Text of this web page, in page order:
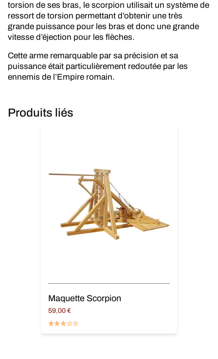
torsion de ses bras, le scorpion utilisait un système de
ressort de torsion permettant d’obtenir une très
grande puissance pour les bras et donc une grande
vitesse d’éjection pour les flèches.
Cette arme remarquable par sa précision et sa
puissance était particulièrement redoutée par les
ennemis de l’Empire romain.
Produits liés
Maquette Scorpion
59,00 €
Ajouter au panier